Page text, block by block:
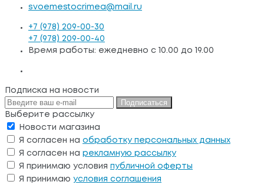
svoemestocrimea@mail.ru
+7 (978) 209-00-30
+7 (978) 209-00-40
Время работы: ежедневно с 10.00 до 19.00
Подписка на новости
Подписаться
Выберите рассылку
Новости магазина
Я согласен на обработку персональных данных
Я согласен на рекламную рассылку
Я принимаю условия
публичной оферты
Я принимаю условия соглашения